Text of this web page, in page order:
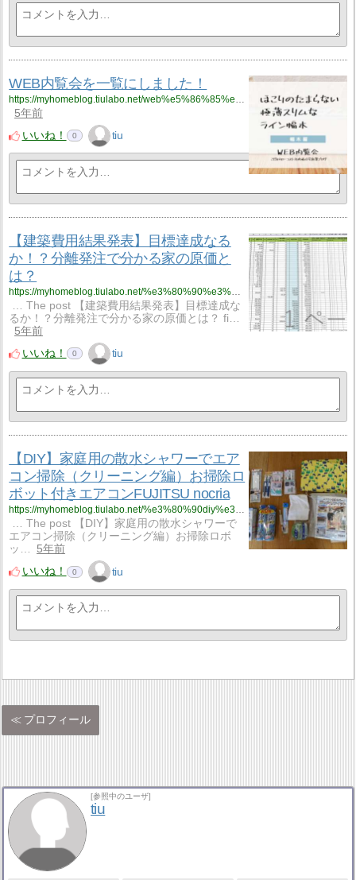
WEB内覧会を一覧にしました！
5年前
いいね！
0 tiu
【建築費用結果発表】目標達成なる
か！？分離発注で分かる家の原価と
は？
https://myhomeblog.tiulabo.net/%e3%80%90%e3%83%ad%e3%83%bc%e3%82%b3%e3%82%b9%e3%83%88%e3%83%8f%e3%82%a6%e3%82%b9%e5%bb%ba%e7%af%89%e8%b2%bb%e7%94%a8%e3%80%91%e6%88%91%e3%81%8c%e5%ae%b6%e3%81%ae%e5%bb%ba%e7%af%89%e8%b2%bb%e7%94%a8/
… The post 【建築費用結果発表】目標達成な
るか！？分離発注で分かる家の原価とは？ fi…
5年前
いいね！
0 tiu
【DIY】家庭用の散水シャワーでエア
コン掃除（クリーニング編）お掃除ロ
ボット付きエアコンFUJITSU nocria
https://myhomeblog.tiulabo.net/%e3%80%90diy%e3%80%91%e3%82%a8%e3%82%a2%e3%82%b3%e3%83%b3%e3%82%92%e8%87%aa%e5%88%86%e3%81%a7%e6%8e%83%e9%99%a4%e3%81%97%e3%82%88%e3%81%86%ef%bc%81%ef%bc%88fujitsu-nocria%ef%bc%89%e3%82%a8%e3%82%a2-2/
… The post 【DIY】家庭用の散水シャワーで
エアコン掃除（クリーニング編）お掃除ロボ
ッ…
5年前
いいね！
0 tiu
プロフィール
[参照中のユーザ]
tiu